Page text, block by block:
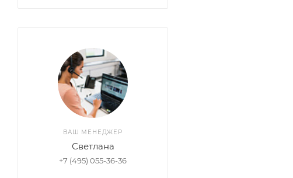
ВАШ МЕНЕДЖЕР
Светлана
+7 (495) 055-36-36